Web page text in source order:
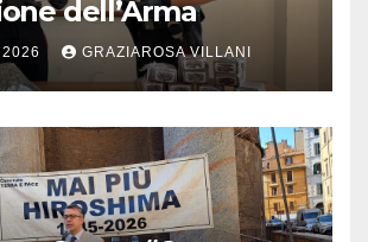
dell’Arma
GRAZIAROSA VILLANI